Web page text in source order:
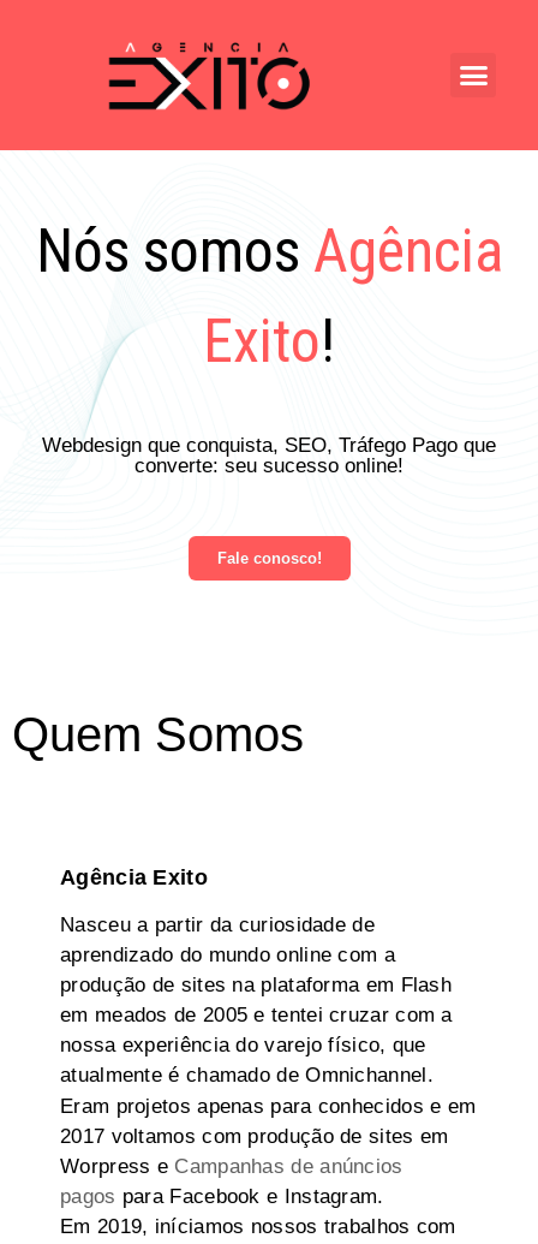
Nós somos Agência
Exito!
Webdesign que conquista, SEO, Tráfego Pago que
converte: seu sucesso online!
Fale conosco!
Quem Somos
Agência Exito
Nasceu a partir da curiosidade de
aprendizado do mundo online com a
produção de sites na plataforma em Flash
em meados de 2005 e tentei cruzar com a
nossa experiência do varejo físico, que
atualmente é chamado de Omnichannel.
Eram projetos apenas para conhecidos e em
2017 voltamos com produção de sites em
Worpress e Campanhas de anúncios
pagos para Facebook e Instagram.
Em 2019, iníciamos nossos trabalhos com